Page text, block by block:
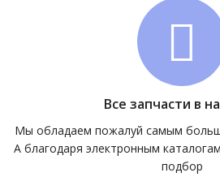
Все запчасти в
Мы обладаем пожалуй самым
А благодаря электронным
подбор